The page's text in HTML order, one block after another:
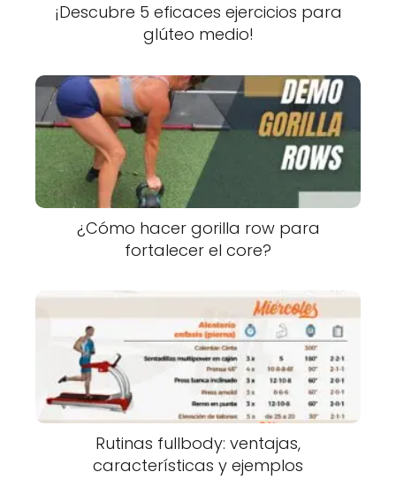
¡Descubre 5 eficaces ejercicios para
glúteo medio!
¿Cómo hacer gorilla row para
fortalecer el core?
Rutinas fullbody: ventajas,
características y ejemplos